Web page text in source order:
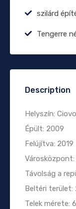
szilárd
Tengerre
Description
Helyszín: Ciovo
Épült: 2009
Felújítva: 2019
Városközpont:
Távolság a
Beltéri terület:
Telek mérete: